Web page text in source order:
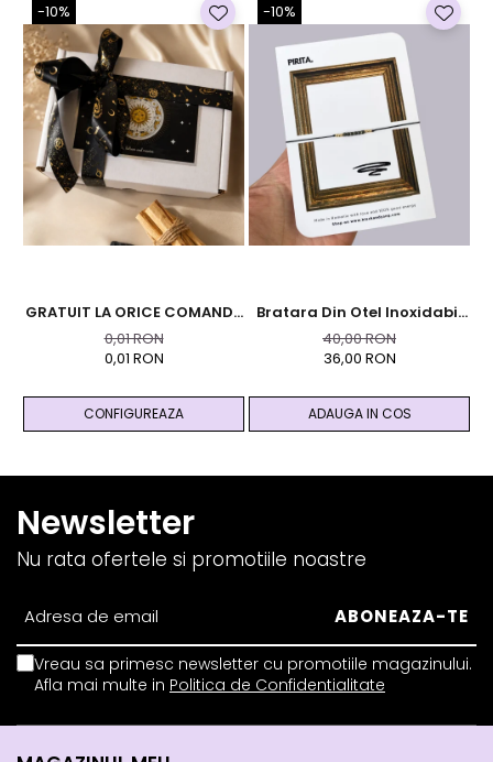
-10%
GRATUIT LA ORICE COMANDA
PESTE 99 RON - Cutie
Personalizata Cadou Black
0,01 RON
0,01 RON
CONFIGUREAZA
-10%
Bratara Din Otel Inoxidabil
Auriu Cu Cristale Naturale
De Pirita - Abundenta,
40,00 RON
36,00 RON
ADAUGA IN COS
Newsletter
Nu rata ofertele si promotiile noastre
Vreau sa primesc newsletter cu promotiile magazinului.
Afla mai multe in Politica de Confidentialitate